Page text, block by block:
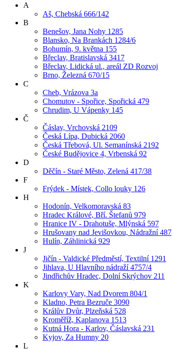
A
Aš, Chebská 666/142
B
Benešov, Jana Nohy 1285
Blansko, Na Brankách 1284/6
Bohumín, 9. května 155
Břeclav, Bratislavská 3417
Břeclav, Lidická ul., areál ZD Rozvoj
Brno, Železná 670/15
C
Cheb, Vrázova 3a
Chomutov - Spořice, Spořická 479
Chrudim, U Vápenky 145
Č
Čáslav, Vrchovská 2109
Česká Lípa, Dubická 2060
Česká Třebová, Ul. Semanínská 2192
České Budějovice 4, Vrbenská 92
D
Děčín - Staré Město, Zelená 417/38
F
Frýdek - Místek, Collo louky 126
H
Hodonín, Velkomoravská 83
Hradec Králové, Bří. Štefanů 979
Hranice IV - Drahotuše, Mlýnská 597
Hrušovany nad Jevišovkou, Nádražní 487
Hulín, Záhlinická 929
J
Jičín - Valdické Předměstí, Textilní 1291
Jihlava, U Hlavního nádraží 4757/4
Jindřichův Hradec, Dolní Skrýchov 211
K
Karlovy Vary, Nad Dvorem 804/1
Kladno, Petra Bezruče 3090
Králův Dvůr, Plzeňská 528
Kroměříž, Kaplanova 1513
Kutná Hora - Karlov, Čáslavská 231
Kyjov, Za Humny 20
L